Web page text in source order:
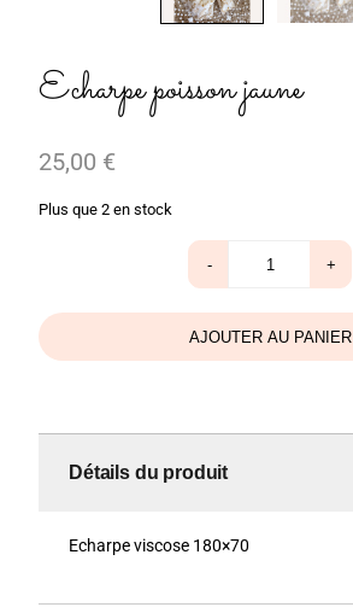
Echarpe poisson jaune
25,00 €
Plus que 2 en stock
de
Echarpe
poisson
jaune
- +
AJOUTER AU PANIER
Détails du produit
Echarpe viscose 180×70